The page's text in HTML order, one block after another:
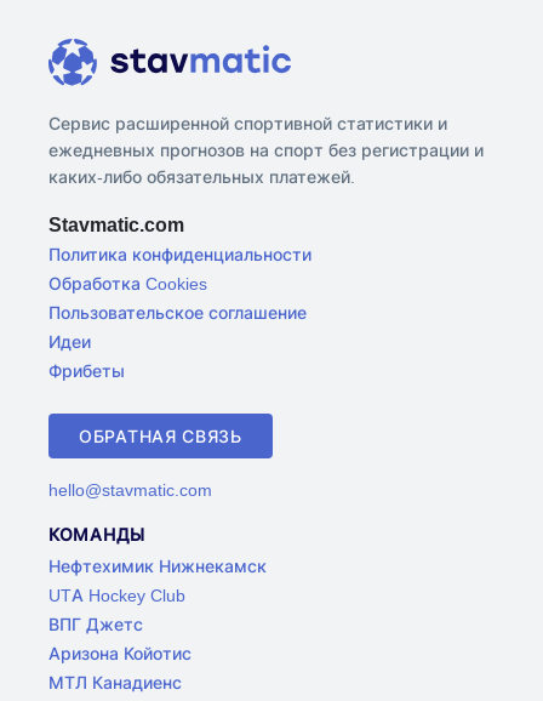
Сервис расширенной спортивной статистики и
ежедневных прогнозов на спорт без регистрации и
каких-либо обязательных платежей.
Stavmatic.com
Политика конфиденциальности
Обработка Cookies
Пользовательское соглашение
Идеи
Фрибеты
ОБРАТНАЯ СВЯЗЬ
hello@stavmatic.com
КОМАНДЫ
Нефтехимик Нижнекамск
UTA Hockey Club
ВПГ Джетс
Аризона Койотис
МТЛ Канадиенс